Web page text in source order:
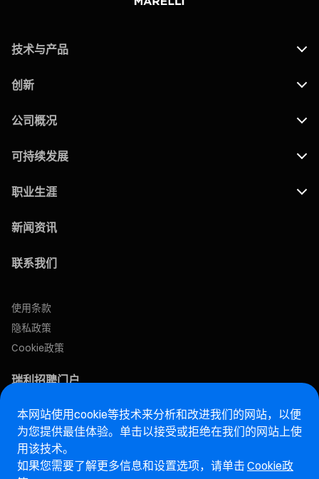
技术与产品
创新
公司概况
可持续发展
职业生涯
新闻资讯
联系我们
使用条款
隐私政策
Cookie政策
瑞利招聘门户
售后网站
马瑞利诚信热线网站
本网站使用cookie等技术来分析和改进我们的网站，以便
为您提供最佳体验。单击以接受或拒绝在我们的网站上使
用该技术。
如果您需要了解更多信息和设置选项，请单击 Cookie政